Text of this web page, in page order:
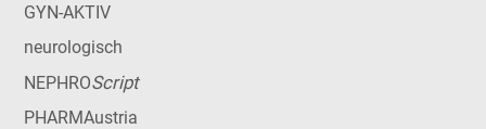
GYN-AKTIV
neurologisch
NEPHROScript
PHARMAustria